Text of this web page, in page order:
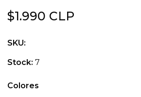
$1.990 CLP
SKU:
Stock: 7
Colores